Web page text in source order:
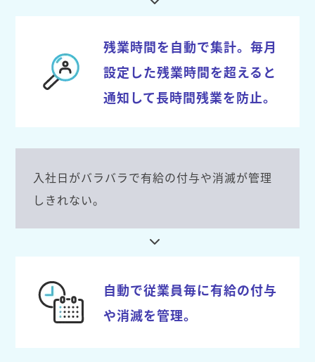
残業時間を自動で集計。毎月
設定した残業時間を超えると
通知して長時間残業を防止。
入社日がバラバラで有給の付与や消滅が管理
しきれない。
自動で従業員毎に有給の付与
や消滅を管理。